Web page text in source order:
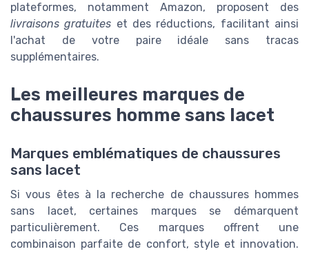
plateformes, notamment Amazon, proposent des
livraisons gratuites et des réductions, facilitant ainsi
l'achat de votre paire idéale sans tracas
supplémentaires.
Les meilleures marques de
chaussures homme sans lacet
Marques emblématiques de chaussures
sans lacet
Si vous êtes à la recherche de chaussures hommes
sans lacet, certaines marques se démarquent
particulièrement. Ces marques offrent une
combinaison parfaite de confort, style et innovation.